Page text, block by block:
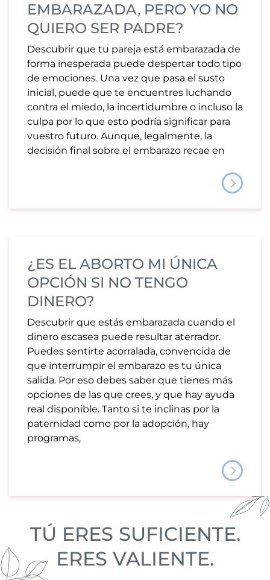
EMBARAZADA, PERO YO NO
QUIERO SER PADRE?
Descubrir que tu pareja está embarazada de
forma inesperada puede despertar todo tipo
de emociones. Una vez que pasa el susto
inicial, puede que te encuentres luchando
contra el miedo, la incertidumbre o incluso la
culpa por lo que esto podría significar para
vuestro futuro. Aunque, legalmente, la
decisión final sobre el embarazo recae en
¿ES EL ABORTO MI ÚNICA
OPCIÓN SI NO TENGO
DINERO?
Descubrir que estás embarazada cuando el
dinero escasea puede resultar aterrador.
Puedes sentirte acorralada, convencida de
que interrumpir el embarazo es tu única
salida. Por eso debes saber que tienes más
opciones de las que crees, y que hay ayuda
real disponible. Tanto si te inclinas por la
paternidad como por la adopción, hay
programas,
TÚ ERES SUFICIENTE.
ERES VALIENTE.